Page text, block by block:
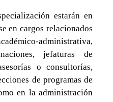
estarán en
en cargos relacionados
administrativa,
jefaturas de
o consultorías,
de programas de
en la administración